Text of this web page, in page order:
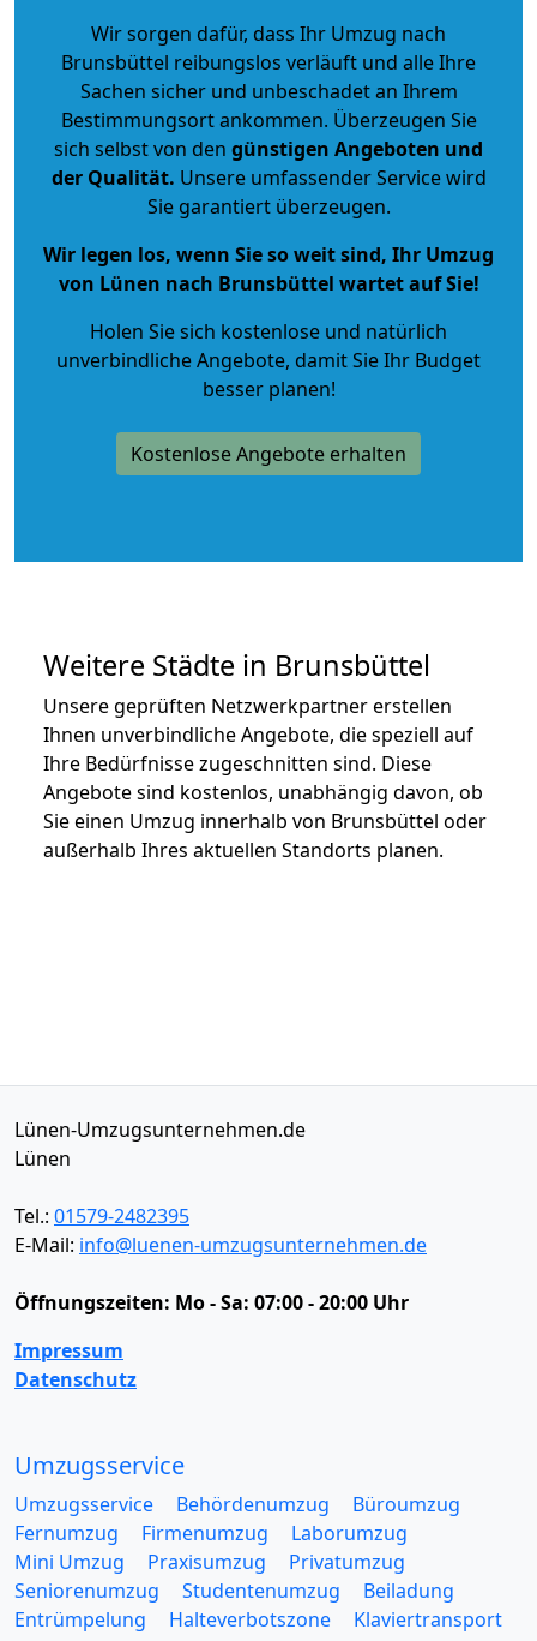
Wir sorgen dafür, dass Ihr Umzug nach
Brunsbüttel reibungslos verläuft und alle Ihre
Sachen sicher und unbeschadet an Ihrem
Bestimmungsort ankommen. Überzeugen Sie
sich selbst von den günstigen Angeboten und
der Qualität. Unsere umfassender Service wird
Sie garantiert überzeugen.
Wir legen los, wenn Sie so weit sind, Ihr Umzug
von Lünen nach Brunsbüttel wartet auf Sie!
Holen Sie sich kostenlose und natürlich
unverbindliche Angebote, damit Sie Ihr Budget
besser planen!
Kostenlose Angebote erhalten
Weitere Städte in Brunsbüttel
Unsere geprüften Netzwerkpartner erstellen
Ihnen unverbindliche Angebote, die speziell auf
Ihre Bedürfnisse zugeschnitten sind. Diese
Angebote sind kostenlos, unabhängig davon, ob
Sie einen Umzug innerhalb von Brunsbüttel oder
außerhalb Ihres aktuellen Standorts planen.
Lünen-Umzugsunternehmen.de
Lünen
Tel.: 01579-2482395
E-Mail: info@luenen-umzugsunternehmen.de
Öffnungszeiten: Mo - Sa: 07:00 - 20:00 Uhr
Impressum
Datenschutz
Umzugsservice
Umzugsservice Behördenumzug
Büroumzug
Fernumzug
Firmenumzug
Laborumzug
Mini Umzug
Praxisumzug
Privatumzug
Seniorenumzug
Studentenumzug
Beiladung
Entrümpelung
Halteverbotszone
Klaviertransport